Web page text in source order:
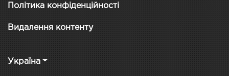
Політика конфіденційності
Видалення контенту
Україна